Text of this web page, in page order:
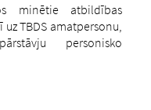
minētie atbildības
TBDS amatpersonu,
personisko